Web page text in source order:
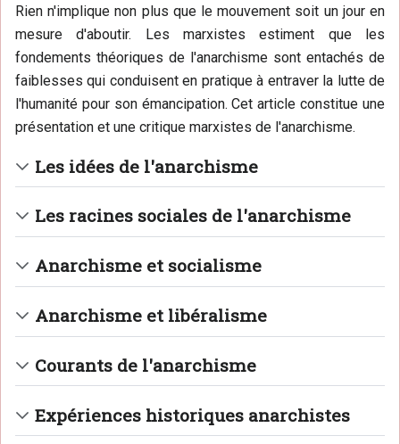
Rien n'implique non plus que le mouvement soit un jour en
mesure d'aboutir. Les marxistes estiment que les
fondements théoriques de l'anarchisme sont entachés de
faiblesses qui conduisent en pratique à entraver la lutte de
l'humanité pour son émancipation. Cet article constitue une
présentation et une critique marxistes de l'anarchisme.
Les idées de l'anarchisme
Les racines sociales de l'anarchisme
Anarchisme et socialisme
Anarchisme et libéralisme
Courants de l'anarchisme
Expériences historiques anarchistes